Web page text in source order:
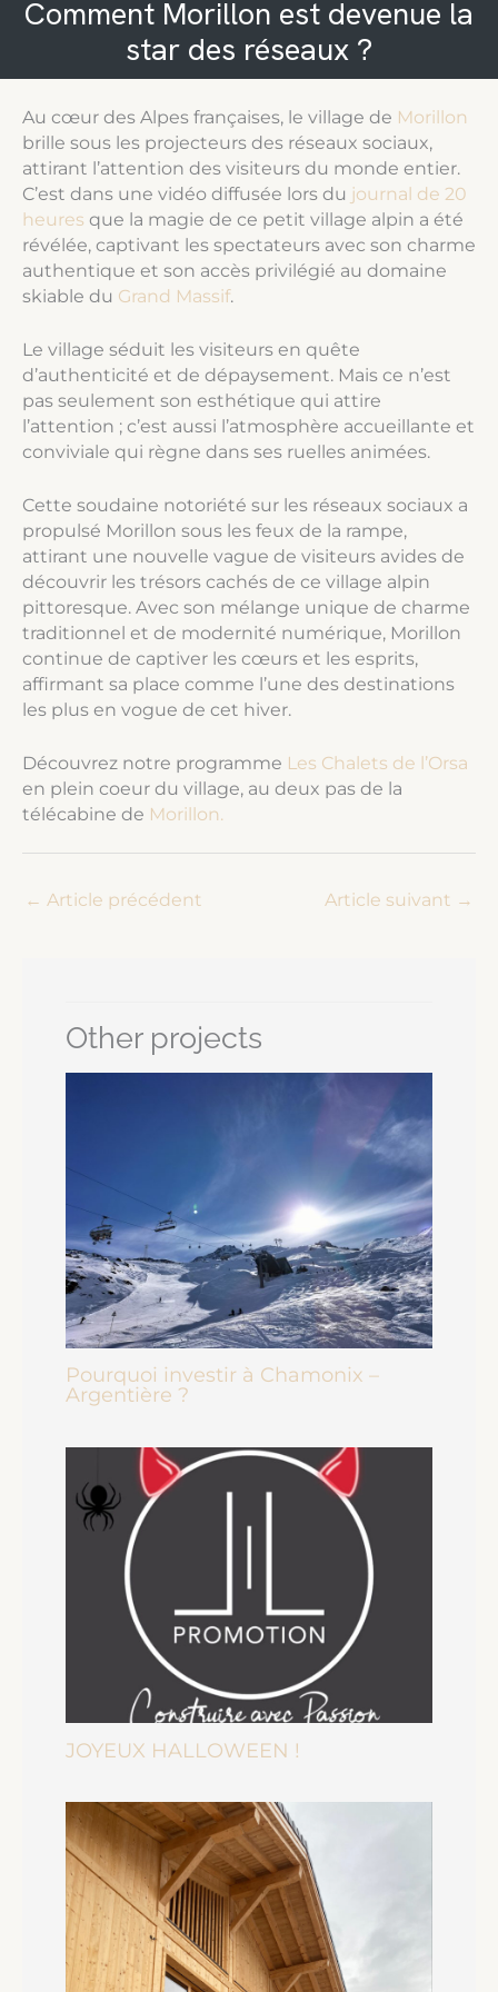
Comment Morillon est devenue la
star des réseaux ?
Au cœur des Alpes françaises, le village de Morillon
brille sous les projecteurs des réseaux sociaux,
attirant l’attention des visiteurs du monde entier.
C’est dans une vidéo diffusée lors du journal de 20
heures que la magie de ce petit village alpin a été
révélée, captivant les spectateurs avec son charme
authentique et son accès privilégié au domaine
skiable du Grand Massif.
Le village séduit les visiteurs en quête
d’authenticité et de dépaysement. Mais ce n’est
pas seulement son esthétique qui attire
l’attention ; c’est aussi l’atmosphère accueillante et
conviviale qui règne dans ses ruelles animées.
Cette soudaine notoriété sur les réseaux sociaux a
propulsé Morillon sous les feux de la rampe,
attirant une nouvelle vague de visiteurs avides de
découvrir les trésors cachés de ce village alpin
pittoresque. Avec son mélange unique de charme
traditionnel et de modernité numérique, Morillon
continue de captiver les cœurs et les esprits,
affirmant sa place comme l’une des destinations
les plus en vogue de cet hiver.
Découvrez notre programme Les Chalets de l’Orsa
en plein coeur du village, au deux pas de la
télécabine de Morillon.
← Article précédent Article suivant →
Other projects
Pourquoi investir à Chamonix –
Argentière ?
JOYEUX HALLOWEEN !